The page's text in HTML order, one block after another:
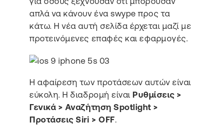
απλά να κάνουν ένα swype προς τα
κάτω. Η νέα αυτή σελίδα έρχεται μαζί με
προτεινόμενες επαφές και εφαρμογές.
Η αφαίρεση των προτάσεων αυτών είναι
εύκολη. Η διαδρομή είναι Ρυθμίσεις >
Γενικά > Αναζήτηση Spotlight >
Προτάσεις Siri > OFF.